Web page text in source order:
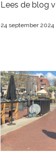
Lees de blog
24 september 2024